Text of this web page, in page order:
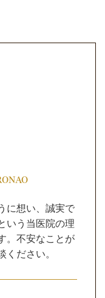
に想い、誠実で
いう当医院の理
。不安なことが
ださい。